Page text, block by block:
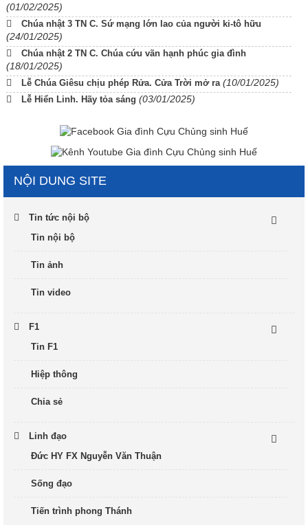
(01/02/2025)
Chúa nhật 3 TN C. Sứ mạng lớn lao của người ki-tô hữu
(24/01/2025)
Chúa nhật 2 TN C. Chúa cứu vãn hạnh phúc gia đình
(18/01/2025)
Lễ Chúa Giêsu chịu phép Rửa. Cửa Trời mở ra (10/01/2025)
Lễ Hiển Linh. Hãy tỏa sáng (03/01/2025)
NỘI DUNG SITE
Tin tức nội bộ
Tin nội bộ
Tin ảnh
Tin video
F1
Tin F1
Hiệp thông
Chia sẻ
Linh đạo
Đức HY FX Nguyễn Văn Thuận
Sống đạo
Tiến trình phong Thánh